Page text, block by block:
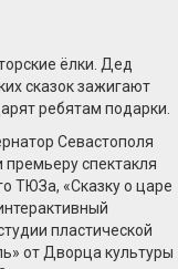
ёлки. Дед
сказок зажигают
ребятам подарки.
Севастополя
спектакля
ТЮЗа, «Сказку о царе
пластической
от Дворца культуры